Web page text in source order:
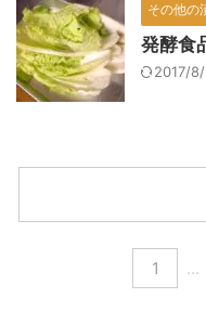
その他の
発酵食
2017/
1 …